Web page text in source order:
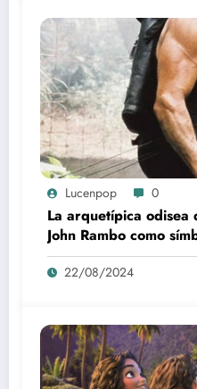
Lucenpop 0
La arquetípica
John Rambo como
alienación en la
22/08/2024